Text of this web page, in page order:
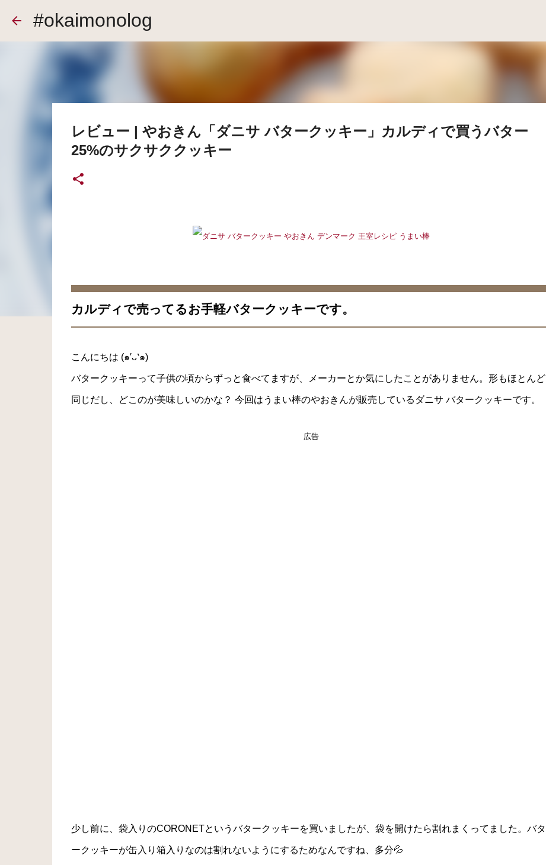
#okaimonolog
レビュー | やおきん「ダニサ バタークッキー」カルディで買うバター
25%のサクサククッキー
カルディで売ってるお手軽バタークッキーです。
こんにちは (๑′ᴗ‵๑)
バタークッキーって子供の頃からずっと食べてますが、メーカーとか気にしたことがありません。形もほとんど
同じだし、どこのが美味しいのかな？ 今回はうまい棒のやおきんが販売しているダニサ バタークッキーです。
広告
少し前に、袋入りのCORONETというバタークッキーを買いましたが、袋を開けたら割れまくってました。バタ
ークッキーが缶入り箱入りなのは割れないようにするためなんですね、多分💦